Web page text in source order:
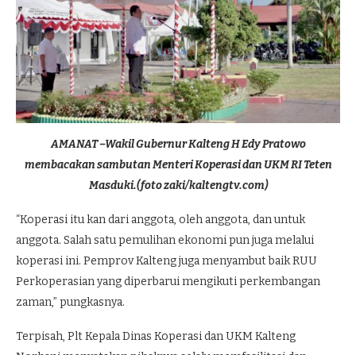
AMANAT –Wakil Gubernur Kalteng H Edy Pratowo
membacakan sambutan Menteri Koperasi dan UKM RI Teten
Masduki.(foto zaki/kaltengtv.com)
“Koperasi itu kan dari anggota, oleh anggota, dan untuk
anggota. Salah satu pemulihan ekonomi pun juga melalui
koperasi ini. Pemprov Kalteng juga menyambut baik RUU
Perkoperasian yang diperbarui mengikuti perkembangan
zaman,” pungkasnya.
Terpisah, Plt Kepala Dinas Koperasi dan UKM Kalteng